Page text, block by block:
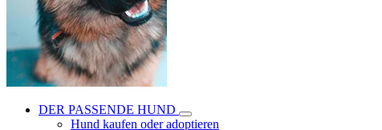
DER PASSENDE HUND
Hund kaufen oder adoptieren